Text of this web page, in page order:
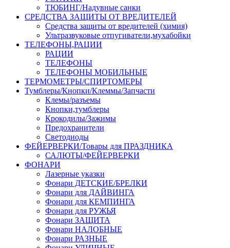
ТЮБИНГ/Надувные санки
СРЕДСТВА ЗАЩИТЫ ОТ ВРЕДИТЕЛЕЙ
Средства защиты от вредителей (химия)
Ультразвуковые отпугиватели,мухабойки
ТЕЛЕФОНЫ,РАЦИИ
РАЦИИ
ТЕЛЕФОНЫ
ТЕЛЕФОНЫ МОБИЛЬНЫЕ
ТЕРМОМЕТРЫ/СПИРТОМЕРЫ
Тумблеры/Кнопки/Клеммы/Запчасти
Клемы/разъемы
Кнопки,тумблеры
Крокодилы/Зажимы
Предохранители
Светодиоды
ФЕЙЕРВЕРКИ/Товары для ПРАЗДНИКА
САЛЮТЫ/ФЕЙЕРВЕРКИ
ФОНАРИ
Лазерные указки
Фонари ДЕТСКИЕ/БРЕЛКИ
Фонари для ДАЙВИНГА
Фонари для КЕМПИНГА
Фонари для РУЖЬЯ
Фонари ЗАЩИТА
Фонари НАЛОБНЫЕ
Фонари РАЗНЫЕ